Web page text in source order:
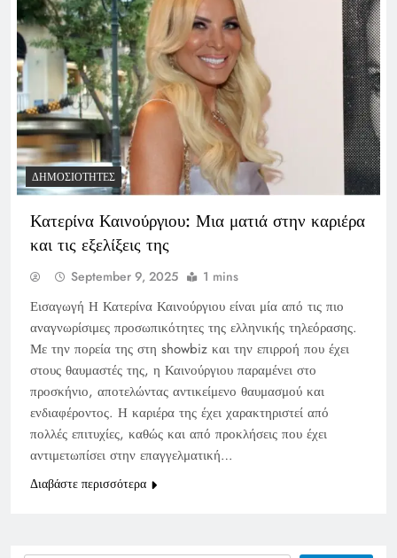
ΔΗΜΟΣΙΌΤΗΤΕΣ
Κατερίνα Καινούργιου: Μια ματιά στην καριέρα
και τις εξελίξεις της
September 9, 2025 1 mins
Εισαγωγή Η Κατερίνα Καινούργιου είναι μία από τις πιο
αναγνωρίσιμες προσωπικότητες της ελληνικής τηλεόρασης.
Με την πορεία της στη showbiz και την επιρροή που έχει
στους θαυμαστές της, η Καινούργιου παραμένει στο
προσκήνιο, αποτελώντας αντικείμενο θαυμασμού και
ενδιαφέροντος. Η καριέρα της έχει χαρακτηριστεί από
πολλές επιτυχίες, καθώς και από προκλήσεις που έχει
αντιμετωπίσει στην επαγγελματική…
Διαβάστε περισσότερα